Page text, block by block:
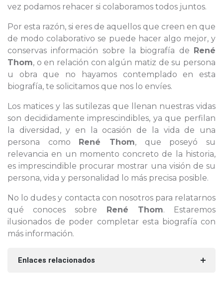
vez podamos rehacer si colaboramos todos juntos.
Por esta razón, si eres de aquellos que creen en que
de modo colaborativo se puede hacer algo mejor, y
conservas información sobre la biografía de René
Thom, o en relación con algún matiz de su persona
u obra que no hayamos contemplado en esta
biografía, te solicitamos que nos lo envíes.
Los matices y las sutilezas que llenan nuestras vidas
son decididamente imprescindibles, ya que perfilan
la diversidad, y en la ocasión de la vida de una
persona como René Thom, que poseyó su
relevancia en un momento concreto de la historia,
es imprescindible procurar mostrar una visión de su
persona, vida y personalidad lo más precisa posible.
No lo dudes y contacta con nosotros para relatarnos
qué conoces sobre René Thom. Estaremos
ilusionados de poder completar esta biografía con
más información.
Enlaces relacionados